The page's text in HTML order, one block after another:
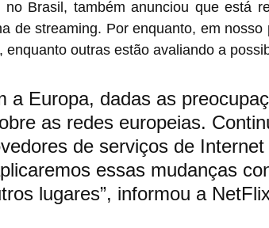
de streaming. Por enquanto, em nosso
enquanto outras estão avaliando a
a Europa, dadas as
as redes europeias.
de serviços de
essas mudanças
lugares”, informou a